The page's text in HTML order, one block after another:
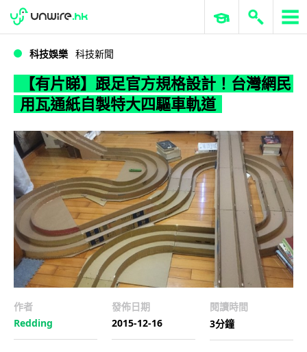
WWDC 2026 ERP 與商業 AI
科技娛樂 科技新聞
【有片睇】跟足官方規格設計！台灣網民
用瓦通紙自製特大四驅車軌道
作者
Redding
發佈日期
2015-12-16
閱讀時間
3分鐘